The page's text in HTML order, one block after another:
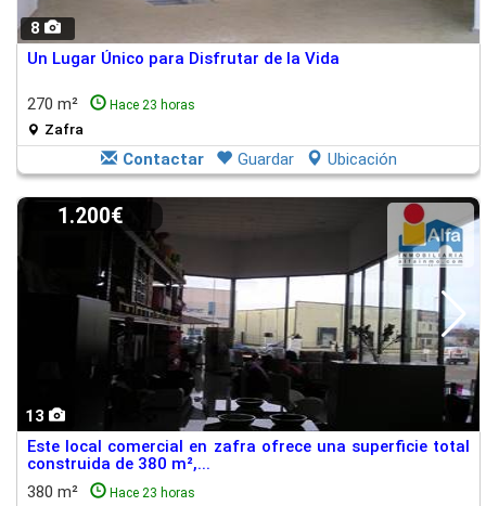
8
Un Lugar Único para Disfrutar de la Vida
270 m² Hace 23 horas
Zafra
Contactar Guardar Ubicación
13
1.200€
Este local comercial en zafra ofrece una superficie total
construida de 380 m²,...
380 m²
Hace 23 horas